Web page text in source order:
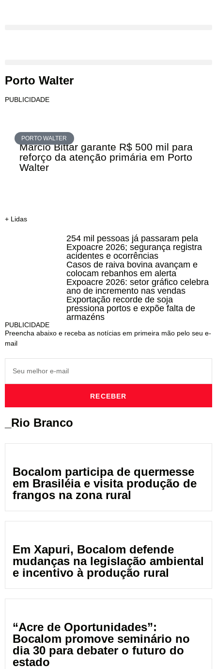
Porto Walter
PUBLICIDADE
PORTO WALTER
Marcio Bittar garante R$ 500 mil para
reforço da atenção primária em Porto
Walter
+ Lidas
254 mil pessoas já passaram pela
Expoacre 2026; segurança registra
acidentes e ocorrências
Casos de raiva bovina avançam e
colocam rebanhos em alerta
Expoacre 2026: setor gráfico celebra
ano de incremento nas vendas
Exportação recorde de soja
pressiona portos e expõe falta de
armazéns
PUBLICIDADE
Preencha abaixo e receba as notícias em primeira mão pelo seu e-
mail
RECEBER
_Rio Branco
Bocalom participa de quermesse
em Brasiléia e visita produção de
frangos na zona rural
Em Xapuri, Bocalom defende
mudanças na legislação ambiental
e incentivo à produção rural
“Acre de Oportunidades”:
Bocalom promove seminário no
dia 30 para debater o futuro do
estado